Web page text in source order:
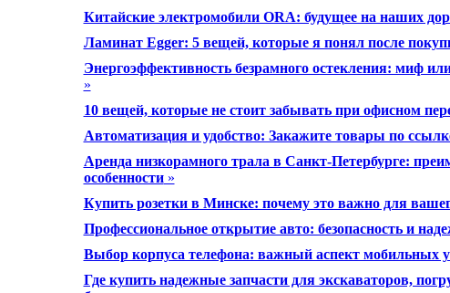
Китайские электромобили ORA: будущее на наших
Ламинат Egger: 5 вещей, которые я понял после
Энергоэффективность безрамного остекления: миф
»
10 вещей, которые не стоит забывать при офисном
Автоматизация и удобство: Закажите товары по
Аренда низкорамного трала в Санкт-Петербурге:
особенности»
Купить розетки в Минске: почему это важно для
Профессиональное открытие авто: безопасность и
Выбор корпуса телефона: важный аспект мобильных
Где купить надежные запчасти для экскаваторов,